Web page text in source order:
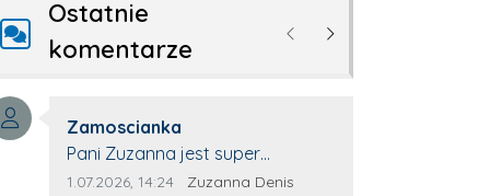
Ostatnie
komentarze
PoprzednieNastępne
Autor komentarza:
Zamoscianka
Treść komentarza:
Pani Zuzanna jest super
specjalistą. Korzystamy z moim
Data dodania komentarza:
1.07.2026, 14:24 Źródło komentarza:
Zuzanna Denis